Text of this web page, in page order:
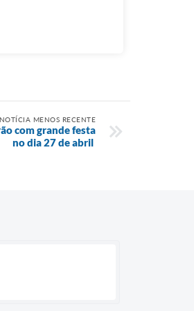
NOTÍCIA MENOS RECENTE
com grande festa
no dia 27 de abril